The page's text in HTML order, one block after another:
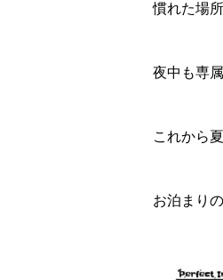
慣れた場
夜中も専
これから
お泊まり